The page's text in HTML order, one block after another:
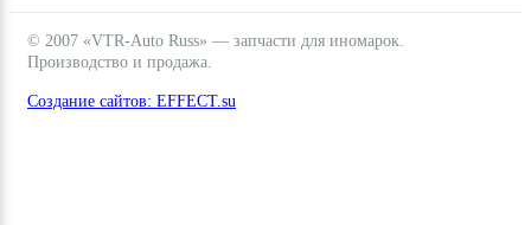
© 2007 «VTR-Auto Russ» — запчасти для иномарок.
Производство и продажа.
Создание сайтов: EFFECT.su